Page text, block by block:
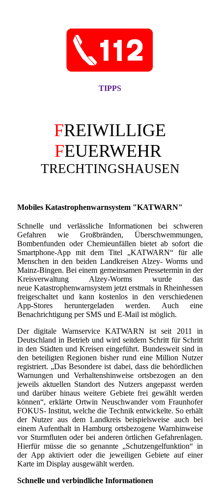
TIPPS
FREIWILLIGE
FEUERWEHR
TRECHTINGSHAUSEN
Mobiles Katastrophenwarnsystem "KATWARN"
Schnelle und verlässliche Informationen bei schweren
Gefahren wie Großbränden, Überschwemmungen,
Bombenfunden oder Chemieunfällen bietet ab sofort die
Smartphone-App mit dem Titel „KATWARN“ für alle
Menschen in den beiden Landkreisen Alzey- Worms und
Mainz-Bingen. Bei einem gemeinsamen Pressetermin in der
Kreisverwaltung Alzey-Worms wurde das
neue Katastrophenwarnsystem jetzt erstmals in Rheinhessen
freigeschaltet und kann kostenlos in den verschiedenen
App-Stores heruntergeladen werden. Auch eine
Benachrichtigung per SMS und E-Mail ist möglich.
Der digitale Warnservice KATWARN ist seit 2011 in
Deutschland in Betrieb und wird seitdem Schritt für Schritt
in den Städten und Kreisen eingeführt. Bundesweit sind in
den beteiligten Regionen bisher rund eine Million Nutzer
registriert. „Das Besondere ist dabei, dass die behördlichen
Warnungen und Verhaltenshinweise ortsbezogen an den
jeweils aktuellen Standort des Nutzers angepasst werden
und darüber hinaus weitere Gebiete frei gewählt werden
können“, erklärte Ortwin Neuschwander vom Fraunhofer
FOKUS- Institut, welche die Technik entwickelte. So erhält
der Nutzer aus dem Landkreis beispielsweise auch bei
einem Aufenthalt in Hamburg ortsbezogene Warnhinweise
vor Sturmfluten oder bei anderen örtlichen Gefahrenlagen.
Hierfür müsse die so genannte „Schutzengelfunktion“ in
der App aktiviert oder die jeweiligen Gebiete auf einer
Karte im Display ausgewählt werden.
Schnelle und verbindliche Informationen